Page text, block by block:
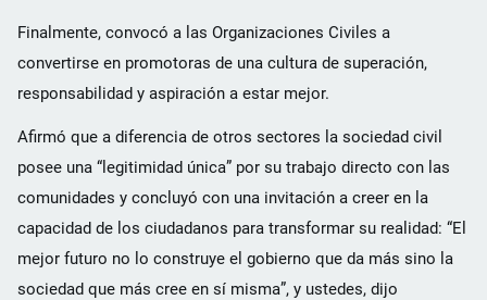
Finalmente, convocó a las Organizaciones Civiles a
convertirse en promotoras de una cultura de superación,
responsabilidad y aspiración a estar mejor.
Afirmó que a diferencia de otros sectores la sociedad civil
posee una “legitimidad única” por su trabajo directo con las
comunidades y concluyó con una invitación a creer en la
capacidad de los ciudadanos para transformar su realidad: “El
mejor futuro no lo construye el gobierno que da más sino la
sociedad que más cree en sí misma”, y ustedes, dijo